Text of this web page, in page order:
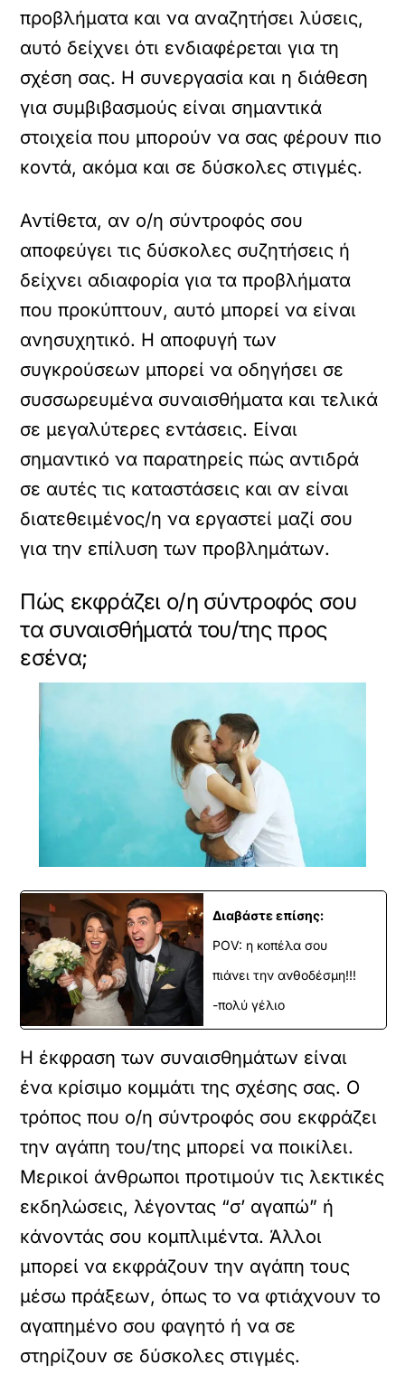
προβλήματα και να αναζητήσει λύσεις,
αυτό δείχνει ότι ενδιαφέρεται για τη
σχέση σας. Η συνεργασία και η διάθεση
για συμβιβασμούς είναι σημαντικά
στοιχεία που μπορούν να σας φέρουν πιο
κοντά, ακόμα και σε δύσκολες στιγμές.
Αντίθετα, αν ο/η σύντροφός σου
αποφεύγει τις δύσκολες συζητήσεις ή
δείχνει αδιαφορία για τα προβλήματα
που προκύπτουν, αυτό μπορεί να είναι
ανησυχητικό. Η αποφυγή των
συγκρούσεων μπορεί να οδηγήσει σε
συσσωρευμένα συναισθήματα και τελικά
σε μεγαλύτερες εντάσεις. Είναι
σημαντικό να παρατηρείς πώς αντιδρά
σε αυτές τις καταστάσεις και αν είναι
διατεθειμένος/η να εργαστεί μαζί σου
για την επίλυση των προβλημάτων.
Πώς εκφράζει ο/η σύντροφός σου
τα συναισθήματά του/της προς
εσένα;
Διαβάστε επίσης:
POV: η κοπέλα σου
πιάνει την ανθοδέσμη!!!
-πολύ γέλιο
Η έκφραση των συναισθημάτων είναι
ένα κρίσιμο κομμάτι της σχέσης σας. Ο
τρόπος που ο/η σύντροφός σου εκφράζει
την αγάπη του/της μπορεί να ποικίλει.
Μερικοί άνθρωποι προτιμούν τις λεκτικές
εκδηλώσεις, λέγοντας “σ’ αγαπώ” ή
κάνοντάς σου κομπλιμέντα. Άλλοι
μπορεί να εκφράζουν την αγάπη τους
μέσω πράξεων, όπως το να φτιάχνουν το
αγαπημένο σου φαγητό ή να σε
στηρίζουν σε δύσκολες στιγμές.